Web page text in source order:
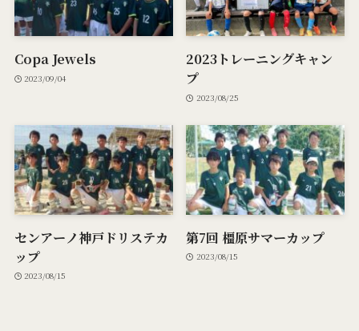
Copa Jewels
2023/09/04
2023トレーニングキャン
プ
2023/08/25
センアーノ神戸ドリステカ
ップ
2023/08/15
第7回 橿原サマーカップ
2023/08/15